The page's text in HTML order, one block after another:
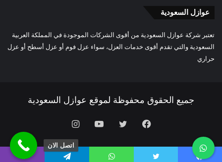
عوازل السعودية
تعتبر شركة عوازل السعودية من أقوى الشركات الموجودة في المملكة العربية
السعودية والتي تقدم أقوى خدمات العزل، سواء عزل فوم أو عزل أسطح أو عزل
حراري
جميع الحقوق محفوظة لموقع عوازل السعودية
فيسبوك تويتر يوتيوبانستقرام
اتصل الان